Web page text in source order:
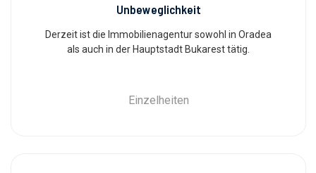
Unbeweglichkeit
Derzeit ist die Immobilienagentur sowohl in Oradea
als auch in der Hauptstadt Bukarest tätig.
Einzelheiten